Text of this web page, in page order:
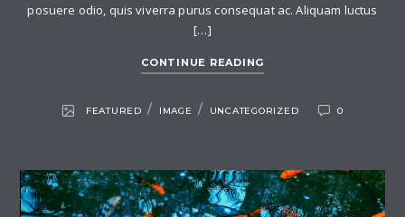
posuere odio, quis viverra purus consequat ac. Aliquam luctus
[…]
CONTINUE READING
FEATURED / IMAGE / UNCATEGORIZED 0